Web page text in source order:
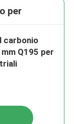
per
carbonio
Q195 per